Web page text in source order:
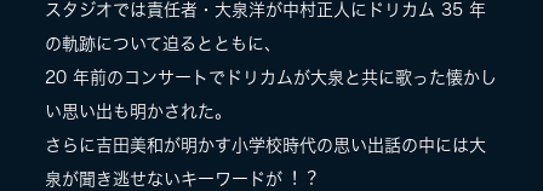
スタジオでは責任者・大泉洋が中村正人にドリカム 35 年
の軌跡について迫るとともに、
20 年前のコンサートでドリカムが大泉と共に歌った懐かし
い思い出も明かされた。
さらに吉田美和が明かす小学校時代の思い出話の中には大
泉が聞き逃せないキーワードが︕︖